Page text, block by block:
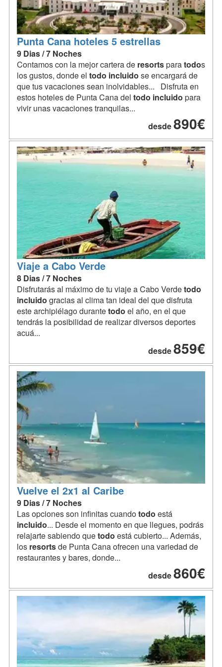
Punta Cana hoteles 5 estrellas
9 Dias / 7 Noches
Contamos con la mejor cartera de resortsparatodos
los gustos, donde el todo incluido se encargará de
que tus vacaciones sean inolvidables... Disfruta en
estos hoteles de Punta Cana del todo incluido para
vivir unas vacaciones tranquilas...
desde890€
Viaje a Cabo Verde
8 Dias / 7 Noches
Disfrutarás al máximo de tu viaje a Cabo Verdetodo
incluido gracias al clima tan ideal del que disfruta
este archipiélago durantetodo el año, en el que
tendrás la posibilidad de realizar diversos deportes
acuá...
desde859€
Vuelve el 2x1 al Caribe
9 Dias / 7 Noches
Las opciones son infinitas cuandotodo está
incluido... Desde el momento en que llegues, podrás
relajarte sabiendo quetodo está cubierto... Además,
los resortsde Punta Cana ofrecen una variedad de
restaurantes y bares, donde...
desde860€